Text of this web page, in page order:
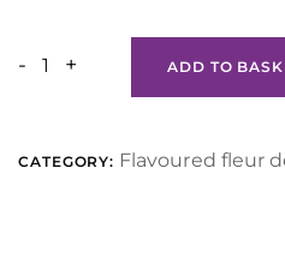
- + ADD TO
CATEGORY: Flavoured fleur